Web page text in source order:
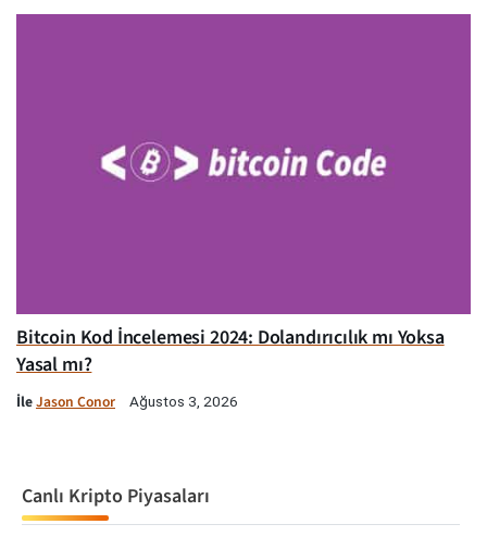
Bitcoin Kod İncelemesi 2024: Dolandırıcılık mı Yoksa
Yasal mı?
İleJason Conor Ağustos 3, 2026
Canlı Kripto Piyasaları